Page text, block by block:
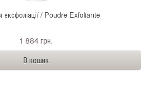
ексфоліації / Poudre Exfoliante
1 884 грн.